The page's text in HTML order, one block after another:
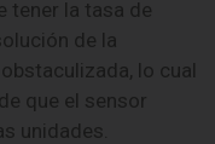
tener la tasa de
de la
lo cual
que el sensor
unidades.